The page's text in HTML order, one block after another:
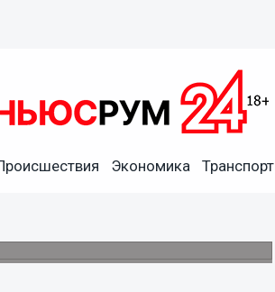
Экономика Транспорт
можно кататься до 9